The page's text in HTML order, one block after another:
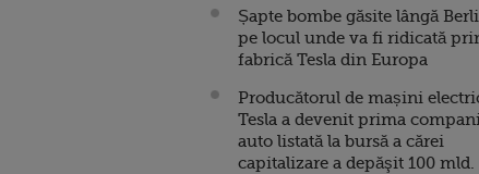
Șapte bombe găsite lângă
pe locul unde va fi ridicată
fabrică Tesla din Europa
Producătorul de mașini
Tesla a devenit prima
auto listată la bursă a cărei
capitalizare a depăşit 100 mld.